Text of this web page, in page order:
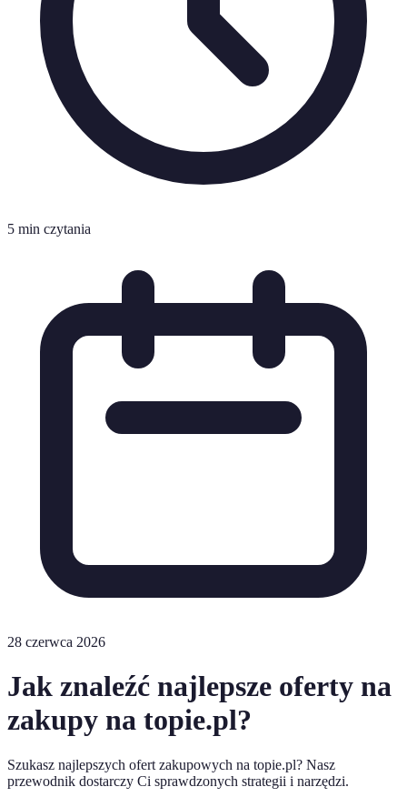
5 min czytania
28 czerwca 2026
Jak znaleźć najlepsze oferty na
zakupy na topie.pl?
Szukasz najlepszych ofert zakupowych na topie.pl? Nasz
przewodnik dostarczy Ci sprawdzonych strategii i narzędzi.